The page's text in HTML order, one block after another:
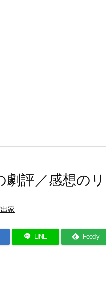
評／感想の
家
LINE Feedly